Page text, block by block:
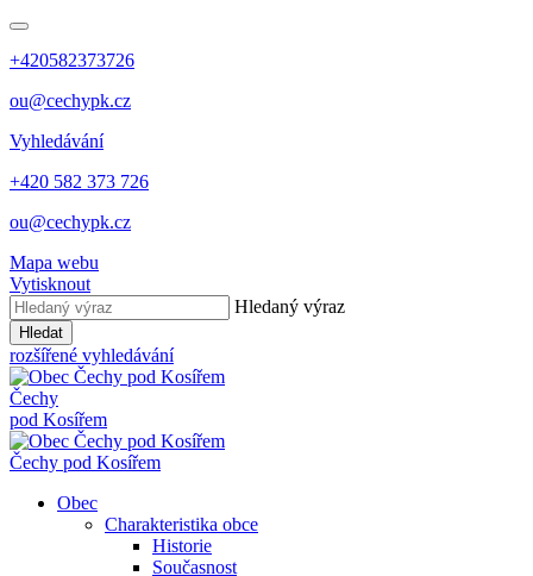
+420582373726
ou@cechypk.cz
Vyhledávání
+420 582 373 726
ou@cechypk.cz
Mapa webu
Vytisknout
Hledaný výraz
Hledat
rozšířené vyhledávání
Čechy
pod Kosířem
Čechy pod Kosířem
Obec
Charakteristika obce
Historie
Současnost